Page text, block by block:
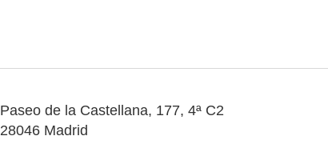
Paseo de la Castellana, 177, 4ª C2
28046 Madrid